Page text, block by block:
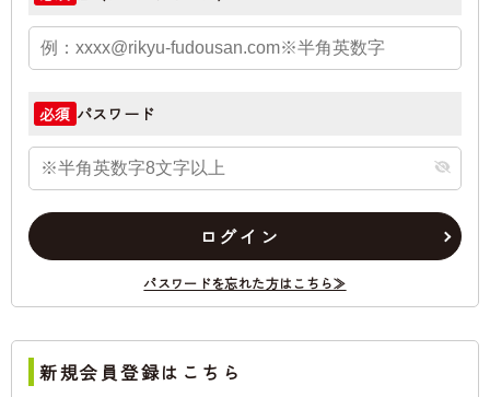
必須 パスワード
ログイン
パスワードを忘れた方はこちら≫
新規会員登録はこちら